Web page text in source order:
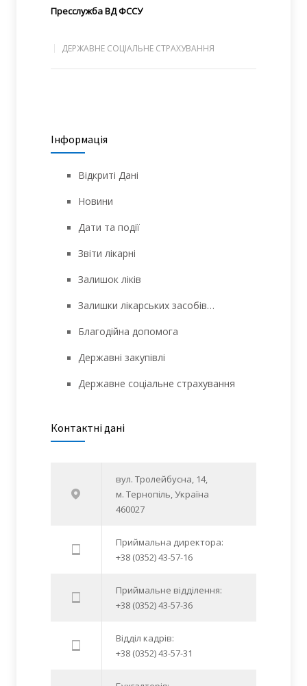
Пресслужба ВД ФССУ
ДЕРЖАВНЕ СОЦІАЛЬНЕ СТРАХУВАННЯ
Інформація
Відкриті Дані
Новини
Дати та події
Звіти лікарні
Залишок ліків
Залишки лікарських засобів…
Благодійна допомога
Державні закупівлі
Державне соціальне страхування
Контактні дані
вул. Тролейбусна, 14,
м. Тернопіль, Україна
460027
Приймальна директора:
+38 (0352) 43-57-16
Приймальне відділення:
+38 (0352) 43-57-36
Відділ кадрів:
+38 (0352) 43-57-31